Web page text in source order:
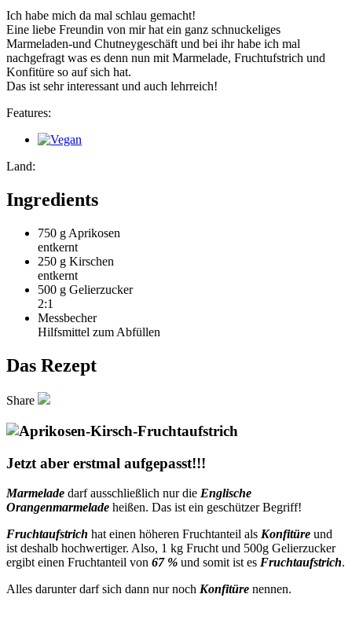
Ich habe mich da mal schlau gemacht!
Eine liebe Freundin von mir hat ein ganz schnuckeliges
Marmeladen-und Chutneygeschäft und bei ihr habe ich mal
nachgefragt was es denn nun mit Marmelade, Fruchtufstrich und
Konfitüre so auf sich hat.
Das ist sehr interessant und auch lehrreich!
Features:
Land:
Ingredients
750 g Aprikosen
entkernt
250 g Kirschen
entkernt
500 g Gelierzucker
2:1
Messbecher
Hilfsmittel zum Abfüllen
Das Rezept
Share
Jetzt aber erstmal aufgepasst!!!
Marmelade darf ausschließlich nur die Englische
Orangenmarmelade heißen. Das ist ein geschützer Begriff!
Fruchtaufstrich hat einen höheren Fruchtanteil als Konfitüre und
ist deshalb hochwertiger. Also, 1 kg Frucht und 500g Gelierzucker
ergibt einen Fruchtanteil von 67 % und somit ist es Fruchtaufstrich.
Alles darunter darf sich dann nur noch Konfitüre nennen.